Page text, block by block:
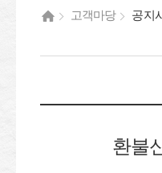
고객마당 공지
환불